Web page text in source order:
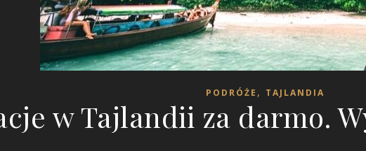
PODRÓŻE , TAJLANDIA
w Tajlandii za darmo.